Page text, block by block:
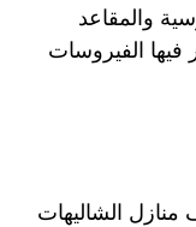
والمقاعد
فيها الفيروسات
الشاليهات